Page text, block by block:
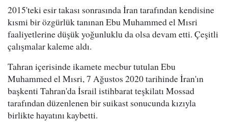
2015'teki esir takası sonrasında İran tarafından kendisine
kısmi bir özgürlük tanınan Ebu Muhammed el Mısri
faaliyetlerine düşük yoğunluklu da olsa devam etti. Çeşitli
çalışmalar kaleme aldı.
Tahran içerisinde ikamete mecbur tutulan Ebu
Muhammed el Mısri, 7 Ağustos 2020 tarihinde İran'ın
başkenti Tahran'da İsrail istihbarat teşkilatı Mossad
tarafından düzenlenen bir suikast sonucunda kızıyla
birlikte hayatını kaybetti.